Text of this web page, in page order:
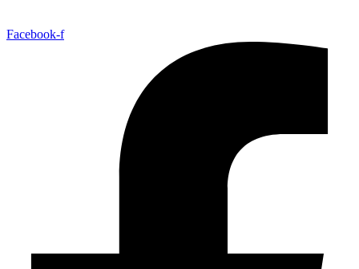
Facebook-f